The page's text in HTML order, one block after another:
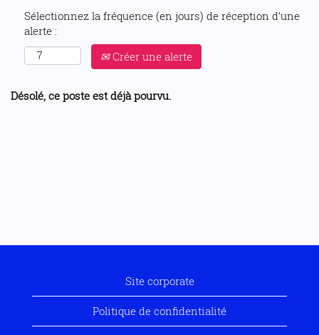
Sélectionnez la fréquence (en jours) de réception d’une
alerte :
Créer une alerte
Désolé, ce poste est déjà pourvu.
Site corporate
Politique de confidentialité